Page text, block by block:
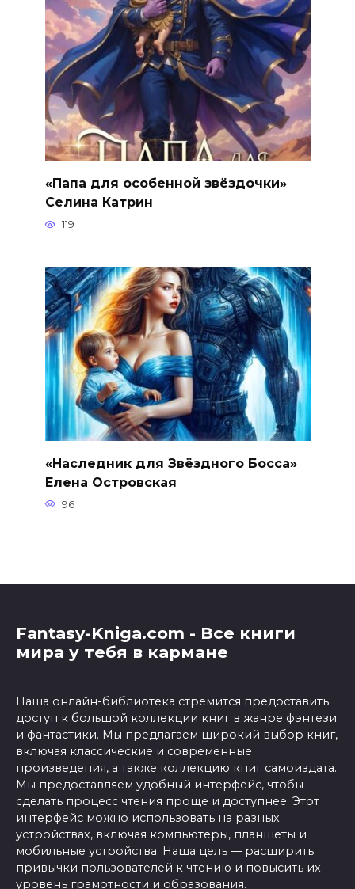
«Папа для особенной звёздочки»
Селина Катрин
119
«Наследник для Звёздного Босса»
Елена Островская
96
Fantasy-Kniga.com - Все книги
мира у тебя в кармане
Наша онлайн-библиотека стремится предоставить
доступ к большой коллекции книг в жанре фэнтези
и фантастики. Мы предлагаем широкий выбор книг,
включая классические и современные
произведения, а также коллекцию книг самоиздата.
Мы предоставляем удобный интерфейс, чтобы
сделать процесс чтения проще и доступнее. Этот
интерфейс можно использовать на разных
устройствах, включая компьютеры, планшеты и
мобильные устройства. Наша цель — расширить
привычки пользователей к чтению и повысить их
уровень грамотности и образования.